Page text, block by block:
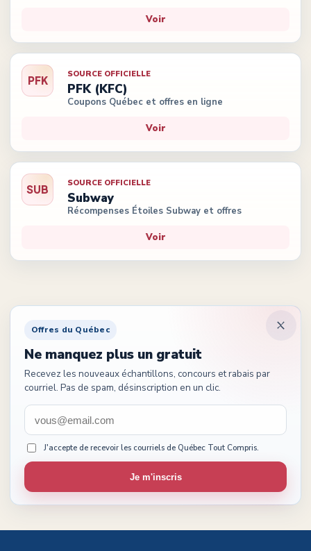
Voir
PFK SOURCE OFFICIELLE
PFK (KFC)
Coupons Québec et offres en ligne
Voir
SUB SOURCE OFFICIELLE
Subway
Récompenses Étoiles Subway et offres
Voir
Offres du Québec
Ne manquez plus un gratuit
Recevez les nouveaux échantillons, concours et rabais par
courriel. Pas de spam, désinscription en un clic.
J'accepte de recevoir les courriels de Québec Tout Compris.
Je m'inscris